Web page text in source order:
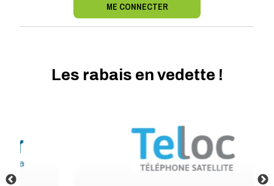
ME CONNECTER
Les rabais en vedette !